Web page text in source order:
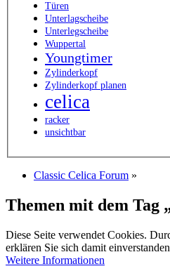
Türen
Unterlagscheibe
Unterlegscheibe
Wuppertal
Youngtimer
Zylinderkopf
Zylinderkopf planen
celica
racker
unsichtbar
Classic Celica Forum »
Themen mit dem Tag
Diese Seite verwendet Cookies.
erklären Sie sich damit
Weitere Informationen